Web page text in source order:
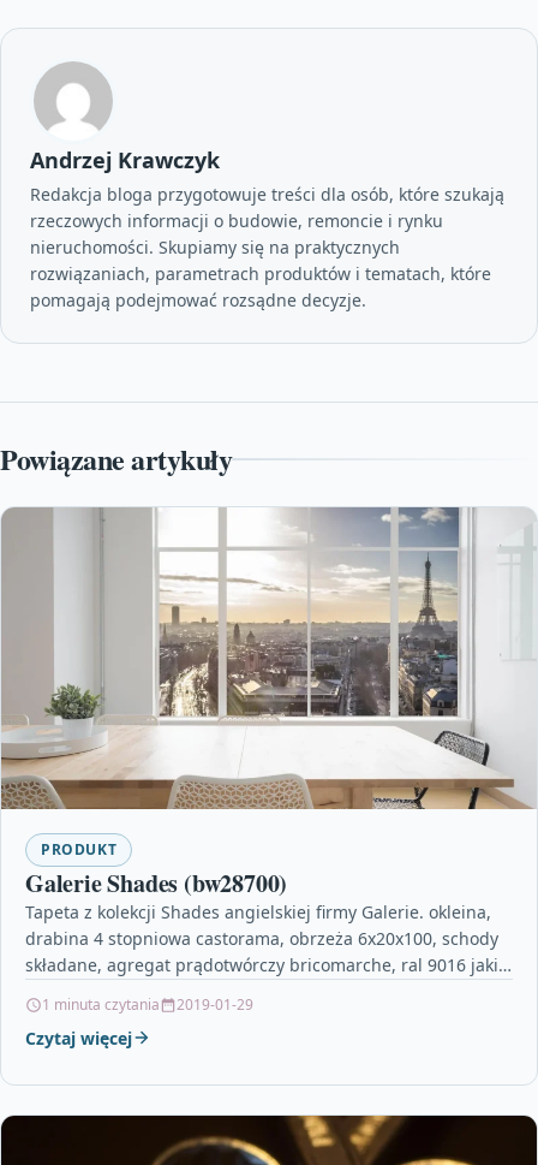
Andrzej Krawczyk
Redakcja bloga przygotowuje treści dla osób, które szukają
rzeczowych informacji o budowie, remoncie i rynku
nieruchomości. Skupiamy się na praktycznych
rozwiązaniach, parametrach produktów i tematach, które
pomagają podejmować rozsądne decyzje.
Powiązane artykuły
PRODUKT
Galerie Shades (bw28700)
Tapeta z kolekcji Shades angielskiej firmy Galerie. okleina,
drabina 4 stopniowa castorama, obrzeża 6x20x100, schody
składane, agregat prądotwórczy bricomarche, ral 9016 jaki
1 minuta czytania 2019-01-29
Czytaj więcej